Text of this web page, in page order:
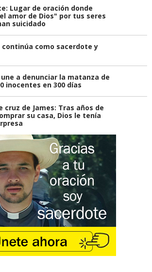
Lugar de oración donde
amor de Dios" por tus seres
suicidado
como sacerdote y
une a denunciar la matanza de
inocentes en 300 días
cruz de James: Tras años de
su casa, Dios le tenía